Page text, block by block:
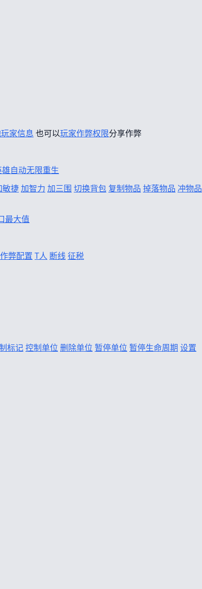
家信息 也可以玩家作弊权限分享作弊
雄自动无限重生
敏捷加智力 加三围 切换背包 复制物品 掉落物品 冲物品
最大值
弊配置 T人 断线征税
标记控制单位 删除单位 暂停单位 暂停生命周期 设置